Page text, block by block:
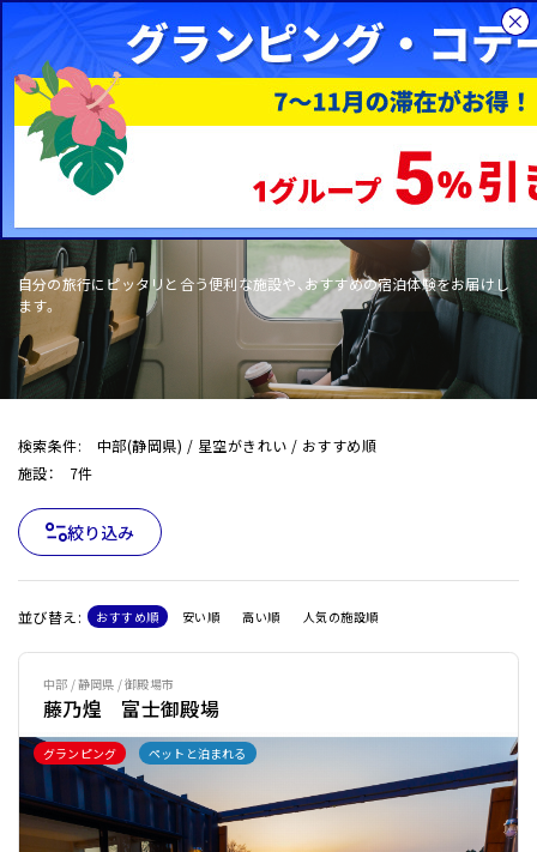
総合旅行サイトHIS
自分の旅行にピッタリと合う便利な施設や、おすすめの宿泊体験をお届けし
ます。
検索条件: 中部(静岡県) / 星空がきれい / おすすめ順
施設： 7件
絞り込み
並び替え: おすすめ順 安い順 高い順 人気の施設順
グランピング ペットと泊まれる
中部 / 静岡県 / 御殿場市
藤乃煌 富士御殿場